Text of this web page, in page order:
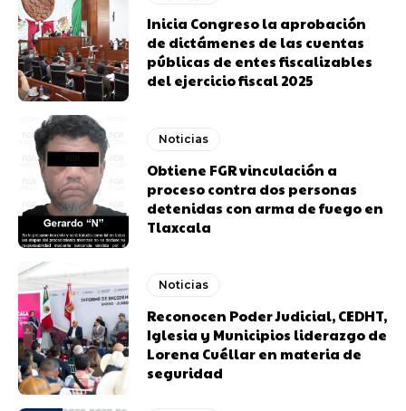
Inicia Congreso la aprobación
de dictámenes de las cuentas
públicas de entes fiscalizables
del ejercicio fiscal 2025
Noticias
Obtiene FGR vinculación a
proceso contra dos personas
detenidas con arma de fuego en
Tlaxcala
Noticias
Reconocen Poder Judicial, CEDHT,
Iglesia y Municipios liderazgo de
Lorena Cuéllar en materia de
seguridad